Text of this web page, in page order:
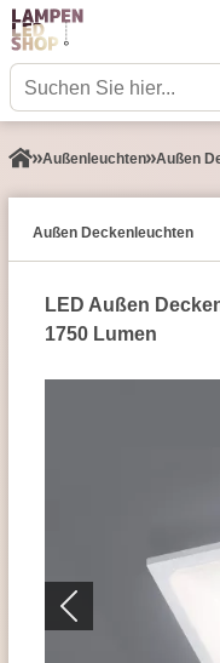
Außen­leuchten Außen
Außen Deckenleuchten
LED Außen
1750 Lumen